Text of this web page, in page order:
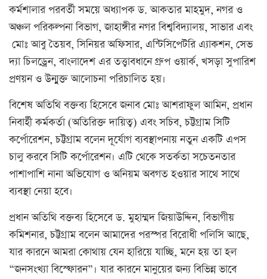
কর্মশালার পরবর্তী সময়ে অধ্যাপক ড. আকতার মাহমুদ, নগর ও
অঞ্চল পরিকল্পনা বিভাগ, জাহাঙ্গীর নগর বিশ্ববিদ্যালয়, সাভার এবং
মোঃ আবু তৈয়ব, সিনিয়র অফিসার, এন্টিসিপেটরি এ্যাকশন, সেভ
দ্যা চিলড্রেন, বাংলাদেশ এর তত্ত্বাবধানে গ্রুপ ওয়ার্ক, খসড়া সুপারিশ
প্রণয়ন ও উন্মুক্ত আলোচনা পরিচালিত হয়।
বিশেষ অতিথি বক্তব্য হিসেবে জনাব মোঃ আশরাফুল আমিন, প্রধান
নিবার্হী কর্মকর্তা (অতিরিক্ত দায়িত্ব) এবং সচিব, চট্টগ্রাম সিটি
কর্পোরেশন, চট্টগ্রাম বলেন দূর্যোগ ব্যবস্থাপনায় নতুন একটি এপস
চালু করবে সিটি কর্পোরেশন। এটি থেকে সতর্কতা সচেতনতার
পাশাপাশি নানা অভিযোগ ও অনিয়ম অবগত হওয়ার সাথে সাথে
ব্যবস্থা নেয়া হবে।
প্রধান অতিথি বক্তব্য হিসেবে ড. মুহাম্মদ জিয়াউদ্দিন, বিভাগীয়
কমিশনার, চট্টগ্রাম বলেন আমাদের পরস্পর বিরোধী পলিসি আছে,
যার কারনে আমরা কোথায় যেন হারিয়ে যাচ্ছি, মনে হয় তা হল
“জনসংখ্যা বিস্ফোরন”। যার কারনে মানুয়ের জন্য বিভিন্ন ভাবে